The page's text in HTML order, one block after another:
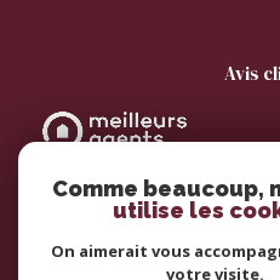
avis
Comme beaucoup,
utilise les
On aimerait vous
votre visite.